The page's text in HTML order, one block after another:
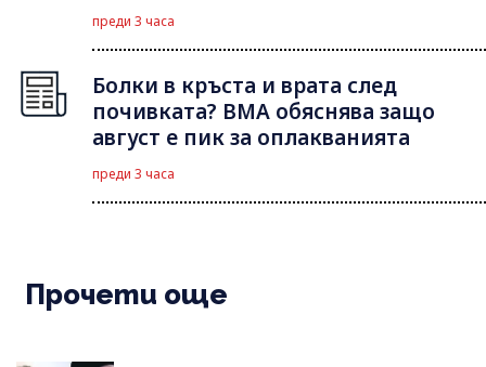
преди 3 часа
Болки в кръста и врата след
почивката? ВМА обяснява защо
август е пик за оплакванията
преди 3 часа
Прочети още